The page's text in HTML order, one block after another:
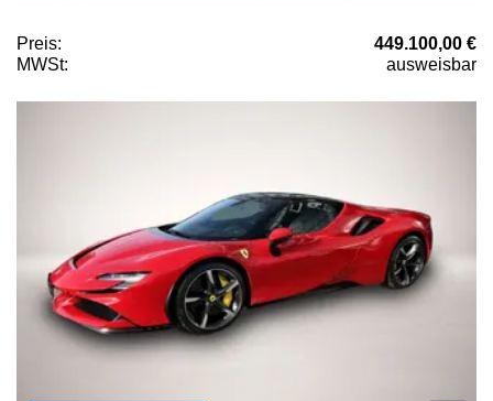
Preis:
449.100,00 €
MWSt:
ausweisbar